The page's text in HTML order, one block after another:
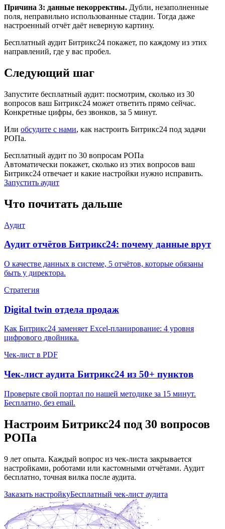
Причина 3: данные некорректны. Дубли, незаполненные
поля, неправильно использованные стадии. Тогда даже
настроенный отчёт даёт неверную картину.
Бесплатный аудит Битрикс24 покажет, по каждому из этих
направлений, где у вас пробел.
Следующий шаг
Запустите бесплатный аудит: посмотрим, сколько из 30
вопросов ваш Битрикс24 может ответить прямо сейчас.
Конкретные цифры, без звонков, за 5 минут.
Или обсудите с нами, как настроить Битрикс24 под задачи
РОПа.
Бесплатный аудит по 30 вопросам РОПа
Автоматически покажет, сколько из этих вопросов ваш
Битрикс24 отвечает и какие настройки нужно исправить.
Запустить аудит
Что почитать дальше
Аудит
Аудит отчётов Битрикс24: почему данные врут
О качестве данных в системе, 5 отчётов, которые обязаны
быть у директора.
Стратегия
Digital twin отдела продаж
Как Битрикс24 заменяет Excel-планирование: 4 уровня
цифрового двойника.
Чек-лист в PDF
Чек-лист аудита Битрикс24 из 50+ пунктов
Проверьте свой портал по нашей методике за 15 минут.
Бесплатно, без email.
Настроим Битрикс24 под 30 вопросов
РОПа
9 лет опыта. Каждый вопрос из чек-листа закрывается
настройками, роботами или кастомными отчётами. Аудит
бесплатно, точная вилка после аудита.
Заказать настройкуБесплатный чек-лист аудита